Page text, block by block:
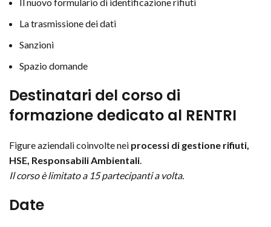
La trasmissione dei dati
Sanzioni
Spazio domande
Destinatari del corso di
formazione dedicato al RENTRI
Figure aziendali coinvolte nei processi di gestione rifiuti,
HSE, Responsabili Ambientali
Il corso è limitato a 15 partecipanti a volta.
Date